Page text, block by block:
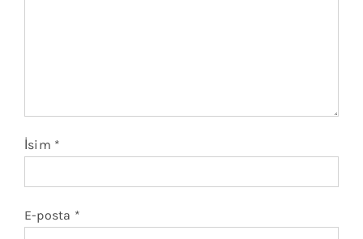
İsim *
E-posta *